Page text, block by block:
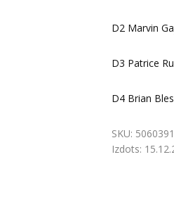
D2 Marvin
D3 Patrice
D4 Brian
SKU:
Izdots: